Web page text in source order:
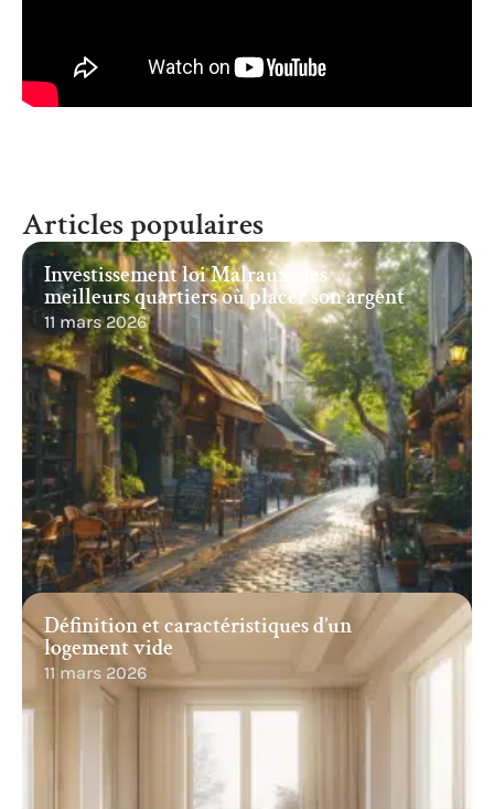
Articles populaires
Investissement loi Malraux : les
meilleurs quartiers où placer son argent
11 mars 2026
Définition et caractéristiques d’un
logement vide
11 mars 2026